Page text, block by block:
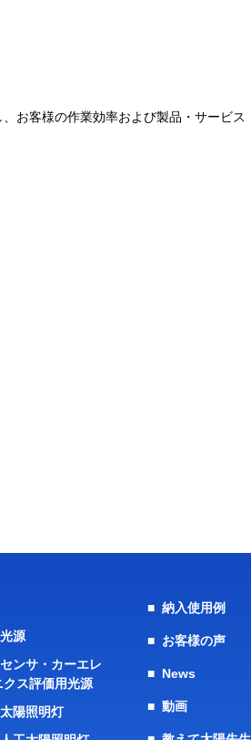
お客様の作業効率および製品・サービス
源
ンサ・カーエレ
クス評価用光源
陽照明灯
納入使用例
お客様の声
News
動画